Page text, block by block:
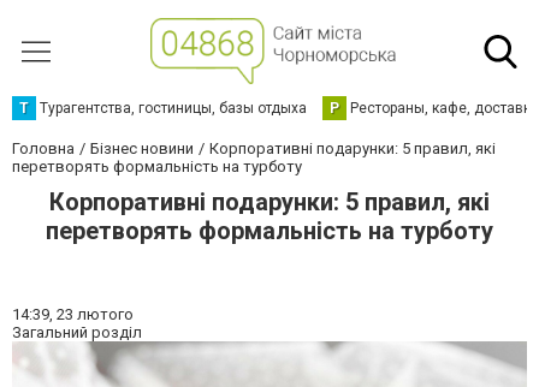
Т Турагентства, гостиницы, базы отдыха Р Рестораны, кафе,
Головна Бізнес новини
Корпоративні подарунки: 5 правил, які
перетворять формальність на турботу
Корпоративні подарунки: 5 правил, які
перетворять формальність на турботу
14:39, 23 лютого
Загальний розділ